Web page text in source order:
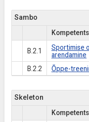
Sambo
Kompetents
B.2.1
Sportimise
arendamine
B.2.2 Õppe-
Skeleton
Kompetents